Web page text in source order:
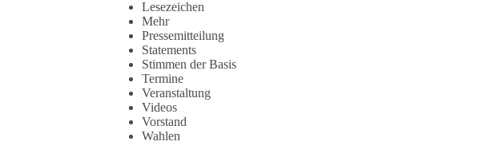
Lesezeichen
Mehr
Pressemitteilung
Statements
Stimmen der Basis
Termine
Veranstaltung
Videos
Vorstand
Wahlen